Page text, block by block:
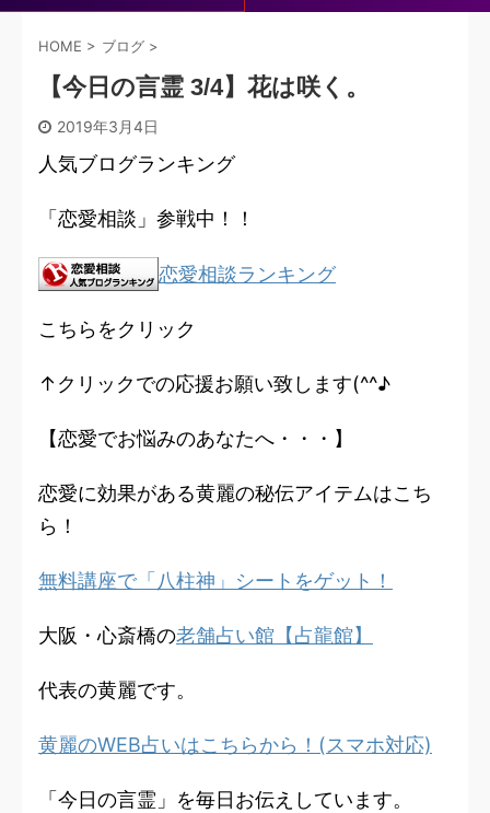
HOME > ブログ >
【今日の言霊 3/4】花は咲く。
2019年3月4日
人気ブログランキング
「恋愛相談」参戦中！！
恋愛相談ランキング
こちらをクリック
↑クリックでの応援お願い致します(^^♪
【恋愛でお悩みのあなたへ・・・】
恋愛に効果がある黄麗の秘伝アイテムはこち
ら！
無料講座で「八柱神」シートをゲット！
大阪・心斎橋の老舗占い館【占龍館】
代表の黄麗です。
黄麗のWEB占いはこちらから！(スマホ対応)
「今日の言霊」を毎日お伝えしています。